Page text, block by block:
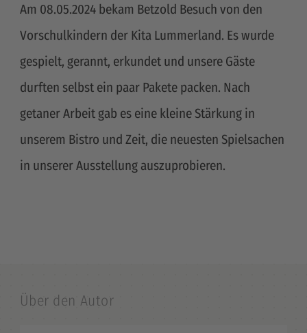
Am 08.05.2024 bekam Betzold Besuch von den
Vorschulkindern der Kita Lummerland. Es wurde
gespielt, gerannt, erkundet und unsere Gäste
durften selbst ein paar Pakete packen. Nach
getaner Arbeit gab es eine kleine Stärkung in
unserem Bistro und Zeit, die neuesten Spielsachen
in unserer Ausstellung auszuprobieren.
Über den Autor